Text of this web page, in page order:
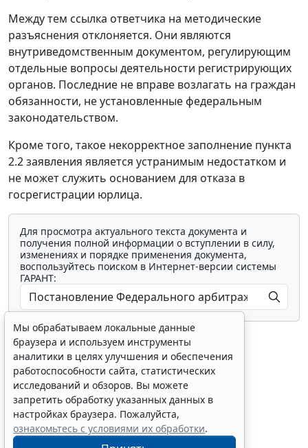
Между тем ссылка ответчика на методические
разъяснения отклоняется. Они являются
внутриведомственным документом, регулирующим
отдельные вопросы деятельности регистрирующих
органов. Последние не вправе возлагать на граждан
обязанности, не установленные федеральным
законодательством.
Кроме того, такое некорректное заполнение пункта
2.2 заявления является устранимым недостатком и
не может служить основанием для отказа в
госрегистрации юрлица.
Для просмотра актуального текста документа и
получения полной информации о вступлении в силу,
изменениях и порядке применения документа,
воспользуйтесь поиском в Интернет-версии системы
ГАРАНТ:
Показать все материалы
Мы обрабатываем локальные данные
браузера и используем инструменты
аналитики в целях улучшения и обеспечения
работоспособности сайта, статистических
исследований и обзоров. Вы можете
запретить обработку указанных данных в
настройках браузера. Пожалуйста,
ознакомьтесь с условиями их обработки.